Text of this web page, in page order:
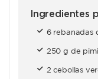
Ingredientes
6 rebanadas
250 g de
2 cebollas